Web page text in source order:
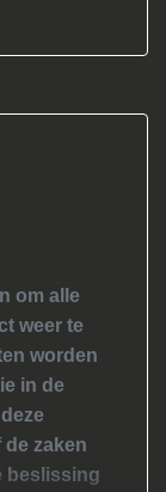
om alle
weer te
worden
in de
zaken
beslissing